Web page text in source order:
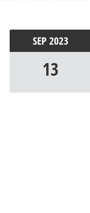
SEP 2023
13